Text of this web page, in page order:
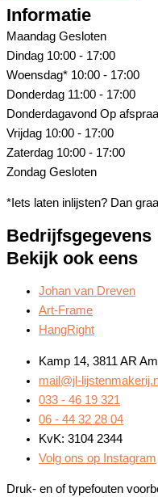
Informatie
Maandag Gesloten
Dindag 10:00 - 17:00
Woensdag* 10:00 - 17:00
Donderdag 11:00 - 17:00
Donderdagavond Op
Vrijdag 10:00 - 17:00
Zaterdag 10:00 - 17:00
Zondag Gesloten
*Iets laten inlijsten? Dan
Bedrijfsgegevens
Bekijk ook eens
Johan van Dreven
Art-Frame
HangRight
Kamp 14, 3811 AR
mail@jl-
033 - 46 19 321
06 - 44 32 28 04
KvK: 3104 2344
Volg ons op Instagram
Druk- en of typefouten